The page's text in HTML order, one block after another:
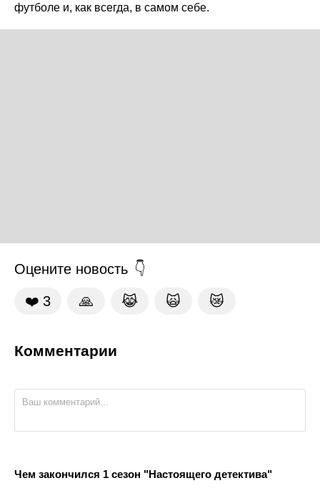
футболе и, как всегда, в самом себе.
Оцените новость
❤️ 3 🙏 😹 🙀 😿
Комментарии
Чем закончился 1 сезон "Настоящего детектива"